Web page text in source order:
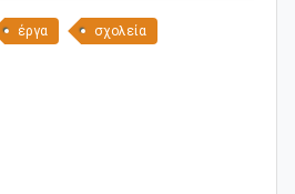
έργα σχολεία